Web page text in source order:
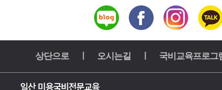
상단으로 오시는길 국비교육프로그